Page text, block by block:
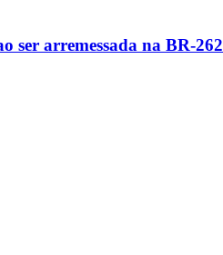
ser arremessada na BR-262